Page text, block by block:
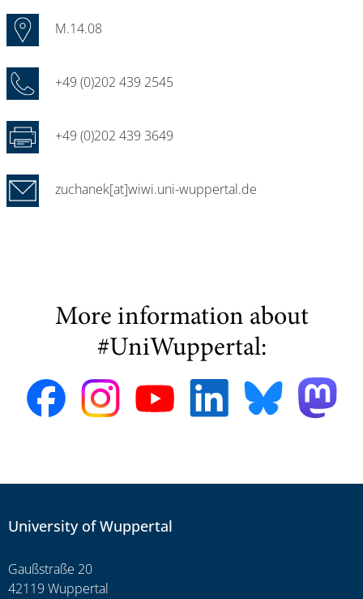
M.14.08
+49 (0)202 439 2545
+49 (0)202 439 3649
zuchanek[at]wiwi.uni-wuppertal.de
More information about
#UniWuppertal:
University of Wuppertal
Gaußstraße 20
42119 Wuppertal